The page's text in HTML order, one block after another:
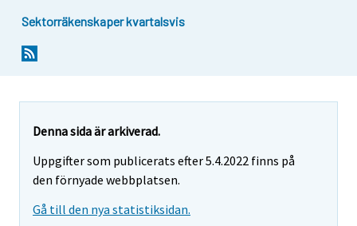
Sektorräkenskaper kvartalsvis
Denna sida är arkiverad.
Uppgifter som publicerats efter 5.4.2022 finns på
den förnyade webbplatsen.
Gå till den nya statistiksidan.